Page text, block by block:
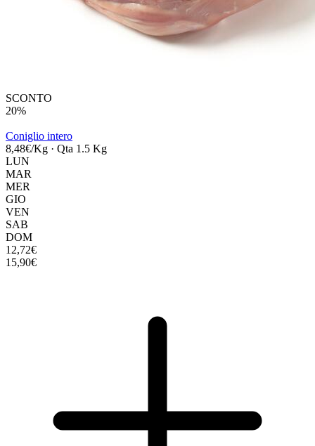
SCONTO
20%
Coniglio intero
8,48€/Kg · Qta 1.5 Kg
LUN
MAR
MER
GIO
VEN
SAB
DOM
12,72€
15,90€